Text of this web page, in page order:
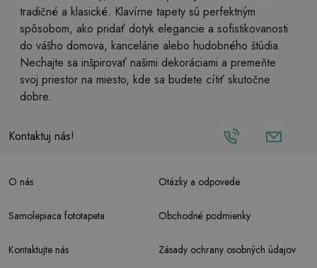
tradičné a klasické. Klavírne tapety sú perfektným
spôsobom, ako pridať dotyk elegancie a sofistikovanosti
do vášho domova, kancelárie alebo hudobného štúdia.
Nechajte sa inšpirovať našimi dekoráciami a premeňte
svoj priestor na miesto, kde sa budete cítiť skutočne
dobre.
Kontaktuj nás!
O nás
Samolepiaca fototapeta
Kontaktujte nás
Otázky a odpovede
Obchodné podmienky
Zásady ochrany osobných údajov